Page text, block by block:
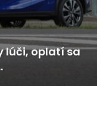
TEST: